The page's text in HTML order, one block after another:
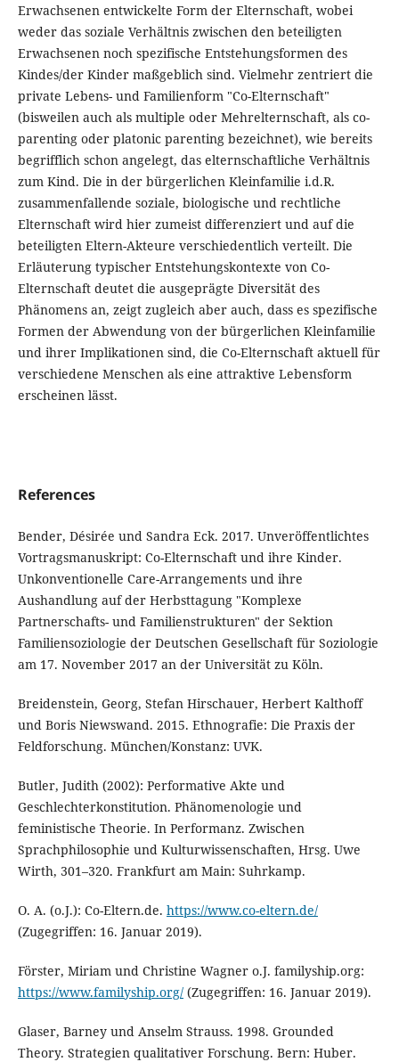
Erwachsenen entwickelte Form der Elternschaft, wobei
weder das soziale Verhältnis zwischen den beteiligten
Erwachsenen noch spezifische Entstehungsformen des
Kindes/der Kinder maßgeblich sind. Vielmehr zentriert die
private Lebens- und Familienform "Co-Elternschaft"
(bisweilen auch als multiple oder Mehrelternschaft, als co-
parenting oder platonic parenting bezeichnet), wie bereits
begrifflich schon angelegt, das elternschaftliche Verhältnis
zum Kind. Die in der bürgerlichen Kleinfamilie i.d.R.
zusammenfallende soziale, biologische und rechtliche
Elternschaft wird hier zumeist differenziert und auf die
beteiligten Eltern-Akteure verschiedentlich verteilt. Die
Erläuterung typischer Entstehungskontexte von Co-
Elternschaft deutet die ausgeprägte Diversität des
Phänomens an, zeigt zugleich aber auch, dass es spezifische
Formen der Abwendung von der bürgerlichen Kleinfamilie
und ihrer Implikationen sind, die Co-Elternschaft aktuell für
verschiedene Menschen als eine attraktive Lebensform
erscheinen lässt.
References
Bender, Désirée und Sandra Eck. 2017. Unveröffentlichtes
Vortragsmanuskript: Co-Elternschaft und ihre Kinder.
Unkonventionelle Care-Arrangements und ihre
Aushandlung auf der Herbsttagung "Komplexe
Partnerschafts- und Familienstrukturen" der Sektion
Familiensoziologie der Deutschen Gesellschaft für Soziologie
am 17. November 2017 an der Universität zu Köln.
Breidenstein, Georg, Stefan Hirschauer, Herbert Kalthoff
und Boris Niewswand. 2015. Ethnografie: Die Praxis der
Feldforschung. München/Konstanz: UVK.
Butler, Judith (2002): Performative Akte und
Geschlechterkonstitution. Phänomenologie und
feministische Theorie. In Performanz. Zwischen
Sprachphilosophie und Kulturwissenschaften, Hrsg. Uwe
Wirth, 301–320. Frankfurt am Main: Suhrkamp.
O. A. (o.J.): Co-Eltern.de. https://www.co-eltern.de/
(Zugegriffen: 16. Januar 2019).
Förster, Miriam und Christine Wagner o.J. familyship.org:
https://www.familyship.org/(Zugegriffen: 16. Januar 2019).
Glaser, Barney und Anselm Strauss. 1998. Grounded
Theory. Strategien qualitativer Forschung. Bern: Huber.